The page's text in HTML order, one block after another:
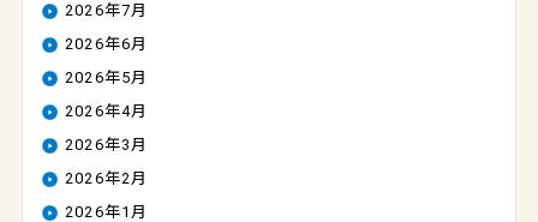
2026年7月
2026年6月
2026年5月
2026年4月
2026年3月
2026年2月
2026年1月